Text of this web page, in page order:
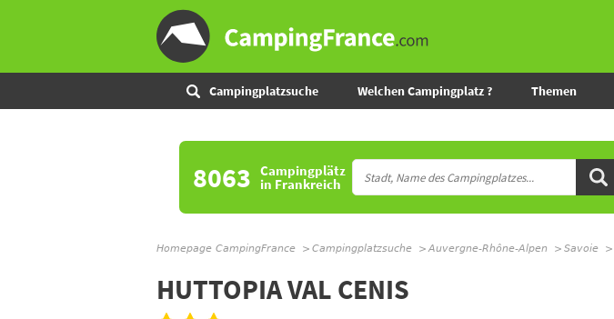
Campingplatzsuche Welchen Campingplatz ? Themen
8063 Campingplätz
in Frankreich
Homepage CampingFrance Campingplatzsuche Auvergne-Rhône-Alpen Savoie
HUTTOPIA VAL CENIS